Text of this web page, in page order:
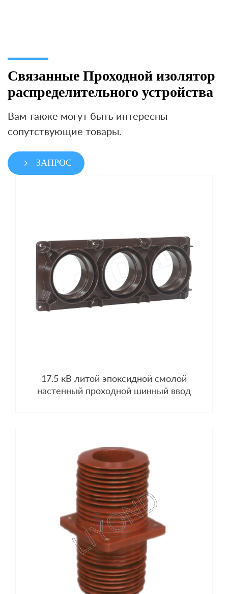
Связанные Проходной изолятор
распределительного устройства
Вам также могут быть интересны
сопутствующие товары.
ЗАПРОС
17.5 кВ литой эпоксидной смолой
настенный проходной шинный ввод